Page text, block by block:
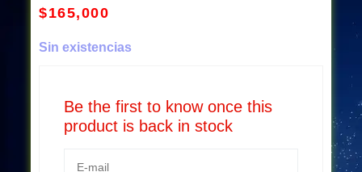
$165,000
Sin existencias
Be the first to know once this
product is back in stock